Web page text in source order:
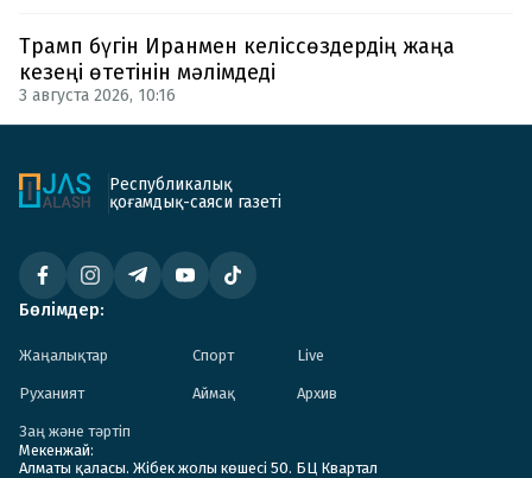
Трамп бүгін Иранмен келіссөздердің жаңа
кезеңі өтетінін мәлімдеді
3 августа 2026, 10:16
Республикалық
қоғамдық-саяси газеті
Бөлімдер:
Жаңалықтар Спорт Live
Руханият Аймақ Архив
Заң және тәртіп
Мекенжай:
Алматы қаласы. Жібек жолы көшесі 50. БЦ Квартал